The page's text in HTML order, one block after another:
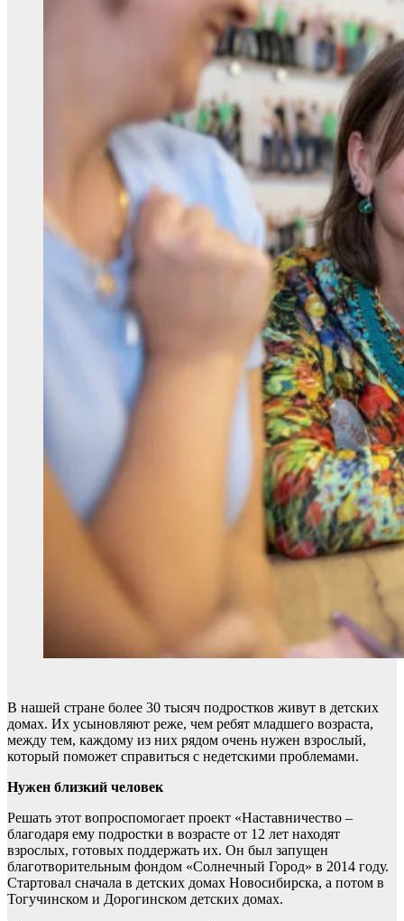
В нашей стране более 30 тысяч подростков живут в детских
домах. Их усыновляют реже, чем ребят младшего возраста,
между тем, каждому из них рядом очень нужен взрослый,
который поможет справиться с недетскими проблемами.
Нужен близкий человек
Решать этот вопроспомогает проект «Наставничество –
благодаря ему подростки в возрасте от 12 лет находят
взрослых, готовых поддержать их. Он был запущен
благотворительным фондом «Солнечный Город» в 2014 году.
Стартовал сначала в детских домах Новосибирска, а потом в
Тогучинском и Дорогинском детских домах.